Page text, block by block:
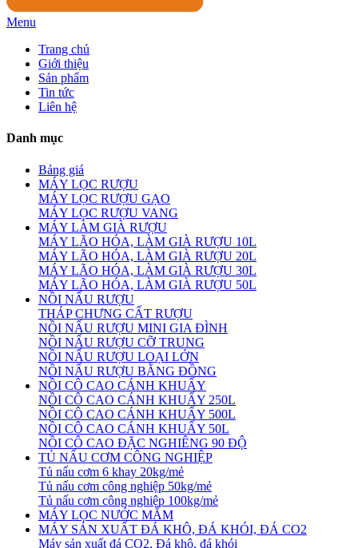
Menu
Trang chủ
Giới thiệu
Sản phẩm
Tin tức
Liên hệ
Danh mục
Bảng giá
MÁY LỌC RƯỢU
MÁY LỌC RƯỢU GẠO
MÁY LỌC RƯỢU VANG
MÁY LÀM GIÀ RƯỢU
MÁY LÃO HÓA, LÀM GIÀ RƯỢU 10L
MÁY LÃO HÓA, LÀM GIÀ RƯỢU 20L
MÁY LÃO HÓA, LÀM GIÀ RƯỢU 30L
MÁY LÃO HÓA, LÀM GIÀ RƯỢU 50L
NỒI NẤU RƯỢU
THÁP CHƯNG CẤT RƯỢU
NỒI NẤU RƯỢU MINI GIA ĐÌNH
NỒI NẤU RƯỢU CỠ TRUNG
NỒI NẤU RƯỢU LOẠI LỚN
NỒI NẤU RƯỢU BẰNG ĐỒNG
NỒI CÔ CAO CÁNH KHUẤY
NỒI CÔ CAO CÁNH KHUẤY 250L
NỒI CÔ CAO CÁNH KHUẤY 500L
NỒI CÔ CAO CÁNH KHUẤY 50L
NỒI CÔ CAO ĐẶC NGHIÊNG 90 ĐỘ
TỦ NẤU CƠM CÔNG NGHIỆP
Tủ nấu cơm 6 khay 20kg/mẻ
Tủ nấu cơm công nghiệp 50kg/mẻ
Tủ nấu cơm công nghiệp 100kg/mẻ
MÁY LỌC NƯỚC MẮM
MÁY SẢN XUẤT ĐÁ KHÔ, ĐÁ KHÓI, ĐÁ CO2
Máy sản xuất đá CO2, Đá khô, đá khói